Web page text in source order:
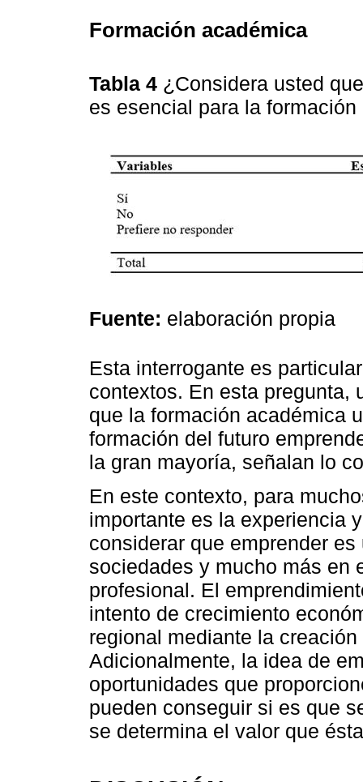
Formación académica
Tabla 4 ¿Considera usted
es esencial para la
Fuente: elaboración propia
Esta interrogante es
contextos. En esta pregunta,
que la formación académica
formación del futuro
la gran mayoría, señalan lo
En este contexto, para
importante es la experiencia
considerar que emprender
sociedades y mucho más en
profesional. El
intento de crecimiento
regional mediante la
Adicionalmente, la idea de
oportunidades que
pueden conseguir si es que
se determina el valor que